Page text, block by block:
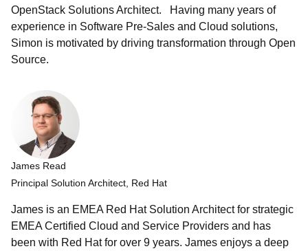
OpenStack Solutions Architect. Having many years of
experience in Software Pre-Sales and Cloud solutions,
Simon is motivated by driving transformation through Open
Source.
James Read
Principal Solution Architect, Red Hat
James is an EMEA Red Hat Solution Architect for strategic
EMEA Certified Cloud and Service Providers and has
been with Red Hat for over 9 years. James enjoys a deep